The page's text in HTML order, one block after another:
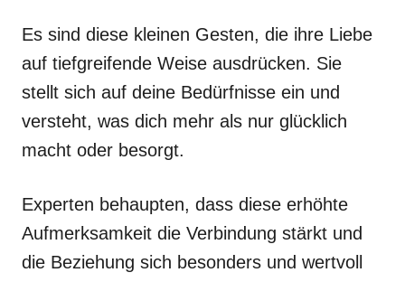
Es sind diese kleinen Gesten, die ihre Liebe
auf tiefgreifende Weise ausdrücken. Sie
stellt sich auf deine Bedürfnisse ein und
versteht, was dich mehr als nur glücklich
macht oder besorgt.
Experten behaupten, dass diese erhöhte
Aufmerksamkeit die Verbindung stärkt und
die Beziehung sich besonders und wertvoll